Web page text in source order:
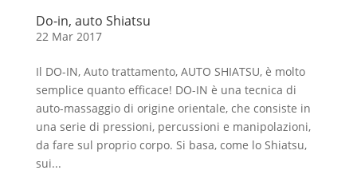
Do-in, auto Shiatsu
22 Mar 2017
Il DO-IN, Auto trattamento, AUTO SHIATSU, è molto
semplice quanto efficace! DO-IN è una tecnica di
auto-massaggio di origine orientale, che consiste in
una serie di pressioni, percussioni e manipolazioni,
da fare sul proprio corpo. Si basa, come lo Shiatsu,
sui...